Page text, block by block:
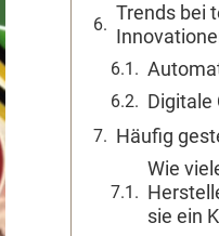
Trends bei
Digitale
Häufig
Wie
sie ein